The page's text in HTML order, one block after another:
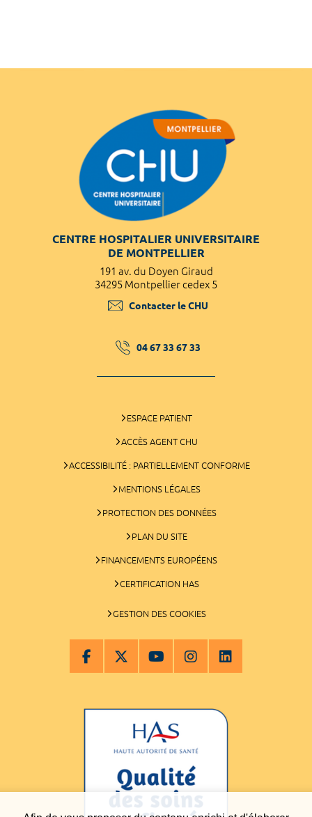
CENTRE HOSPITALIER UNIVERSITAIRE
DE MONTPELLIER
191 av. du Doyen Giraud
34295 Montpellier cedex 5
Contacter le CHU
04 67 33 67 33
ESPACE PATIENT
ACCÈS AGENT CHU
ACCESSIBILITÉ : PARTIELLEMENT CONFORME
MENTIONS LÉGALES
PROTECTION DES DONNÉES
PLAN DU SITE
FINANCEMENTS EUROPÉENS
CERTIFICATION HAS
GESTION DES COOKIES